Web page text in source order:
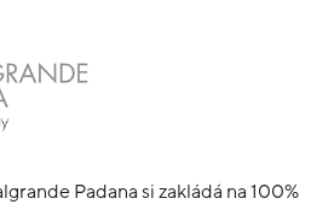
Padana si zakládá na 100%